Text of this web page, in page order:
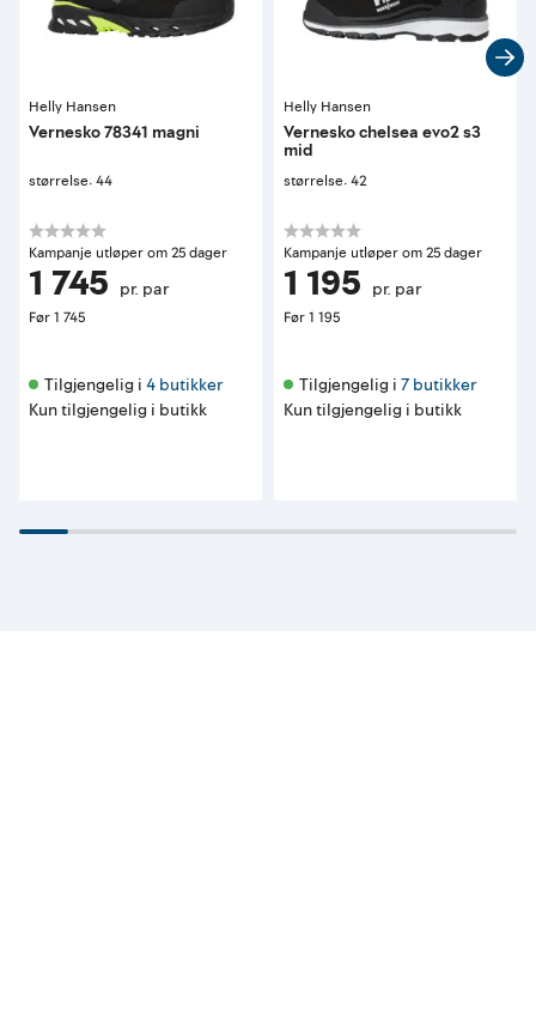
Helly Hansen
Vernesko 78341 magni
størrelse: 44
Kampanje utløper om 25 dager
1 745 pr. par
Før1 745
Tilgjengelig i 4 butikker
Kun tilgjengelig i butikk
Helly Hansen
Vernesko chelsea evo2 s3
mid
størrelse: 42
Kampanje utløper om 25 dager
1 195 pr. par
Før1 195
Tilgjengelig i 7 butikker
Kun tilgjengelig i butikk